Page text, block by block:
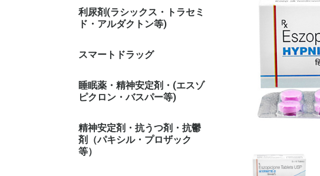
利尿剤(ラシックス・トラセミ
ド・アルダクトン等)
スマートドラッグ
睡眠薬・精神安定剤・(エスゾ
ピクロン・バスパー等)
精神安定剤・抗うつ剤・抗鬱
剤（パキシル・プロザック
等）